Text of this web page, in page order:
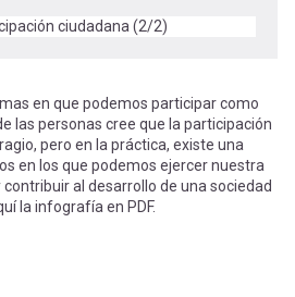
en que podemos participar como
las personas cree que la participación
pero en la práctica, existe una
en los que podemos ejercer nuestra
al desarrollo de una sociedad
la infografía en PDF.